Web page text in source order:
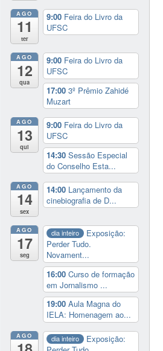
AGO
11
ter
9:00 Feira do Livro da
UFSC
AGO
12
qua
9:00 Feira do Livro da
UFSC
17:003º Prêmio Zahidé
Muzart
AGO
13
qui
9:00 Feira do Livro da
UFSC
14:30Sessão Especial
do Conselho Esta...
AGO
14
sex
14:00 Lançamento da
cinebiografia de D...
AGO
17
seg
dia inteiro
Exposição:
Perder Tudo.
Novament...
16:00Curso de formação
em Jornalismo ...
19:00Aula Magna do
IELA: Homenagem ao...
AGO dia inteiro
Exposição: